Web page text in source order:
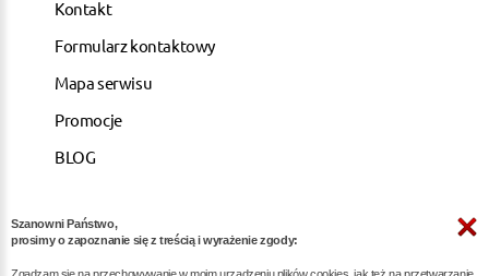
Kontakt
Formularz kontaktowy
Mapa serwisu
Promocje
BLOG
ARTYKUŁY
Szanowni Państwo,
prosimy o zapoznanie się z treścią i wyrażenie zgody: